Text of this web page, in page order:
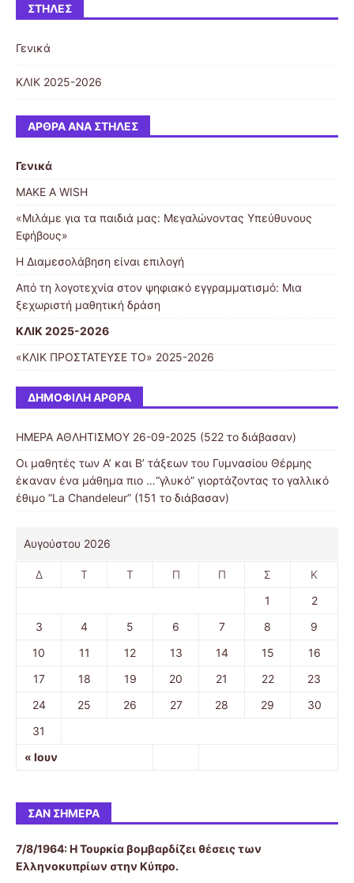
ΣΤΉΛΕΣ
Γενικά
ΚΛΙΚ 2025-2026
ΆΡΘΡΑ ΑΝΆ ΣΤΉΛΕΣ
Γενικά
MAKE A WISH
«Μιλάμε για τα παιδιά μας: Μεγαλώνοντας Υπεύθυνους
Εφήβους»
Η Διαμεσολάβηση είναι επιλογή
Από τη λογοτεχνία στον ψηφιακό εγγραμματισμό: Μια
ξεχωριστή μαθητική δράση
ΚΛΙΚ 2025-2026
«ΚΛΙΚ ΠΡΟΣΤΑΤΕΥΣΕ ΤΟ» 2025-2026
ΔΗΜΟΦΙΛΉ ΆΡΘΡΑ
ΗΜΕΡΑ ΑΘΛΗΤΙΣΜΟΥ 26-09-2025 (522 το διάβασαν)
Οι μαθητές των Α’ και Β’ τάξεων του Γυμνασίου Θέρμης
έκαναν ένα μάθημα πιο …“γλυκό” γιορτάζοντας το γαλλικό
έθιμο “La Chandeleur” (151 το διάβασαν)
Αυγούστου 2026
Δ Τ Τ Π Π Σ Κ
« Ιουν
1
2
3
4 5 6 7 8
9
10
11 12 13 14 15
16
17
18 19 20 21 22
23
24
25 26 27 28 29
30
31
ΣΑΝ ΣΉΜΕΡΑ
7/8/1964: Η Τουρκία βομβαρδίζει θέσεις των
Ελληνοκυπρίων στην Κύπρο.